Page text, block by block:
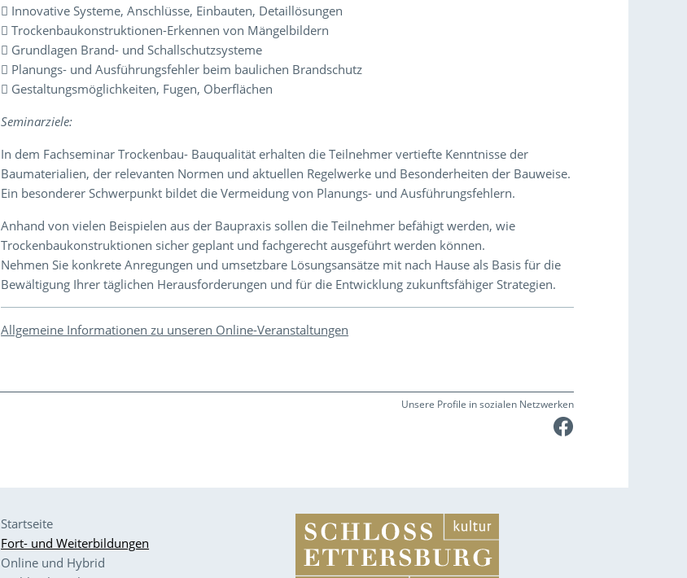
 Innovative Systeme, Anschlüsse, Einbauten, Detaillösungen
 Trockenbaukonstruktionen-Erkennen von Mängelbildern
 Grundlagen Brand- und Schallschutzsysteme
 Planungs- und Ausführungsfehler beim baulichen Brandschutz
 Gestaltungsmöglichkeiten, Fugen, Oberflächen
Seminarziele:
In dem Fachseminar Trockenbau- Bauqualität erhalten die Teilnehmer vertiefte Kenntnisse der
Baumaterialien, der relevanten Normen und aktuellen Regelwerke und Besonderheiten der Bauweise.
Ein besonderer Schwerpunkt bildet die Vermeidung von Planungs- und Ausführungsfehlern.
Anhand von vielen Beispielen aus der Baupraxis sollen die Teilnehmer befähigt werden, wie
Trockenbaukonstruktionen sicher geplant und fachgerecht ausgeführt werden können.
Nehmen Sie konkrete Anregungen und umsetzbare Lösungsansätze mit nach Hause als Basis für die
Bewältigung Ihrer täglichen Herausforderungen und für die Entwicklung zukunftsfähiger Strategien.
Allgemeine Informationen zu unseren Online-Veranstaltungen
Unsere Profile in sozialen Netzwerken
Startseite
Fort- und Weiterbildungen
Online und Hybrid